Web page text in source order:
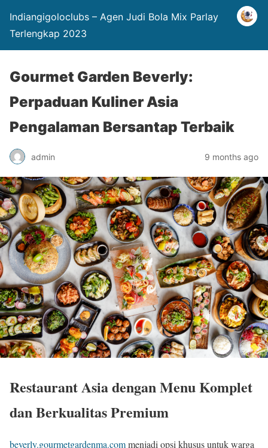
Indiangigoloclubs – Agen Judi Bola Mix Parlay
Terlengkap 2023
Gourmet Garden Beverly:
Perpaduan Kuliner Asia
Pengalaman Bersantap Terbaik
admin 9 months ago
Restaurant Asia dengan Menu Komplet
dan Berkualitas Premium
beverly.gourmetgardenma.commenjadi opsi khusus untuk warga